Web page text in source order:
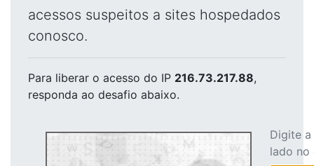
acessos suspeitos a sites hospedados
conosco.
Para liberar o acesso do IP 216.73.217.88,
responda ao desafio abaixo.
Digite
lado no